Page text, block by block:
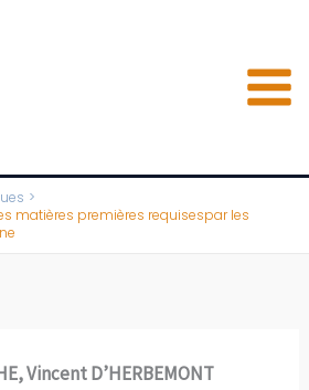
matières premières requisespar les
Vincent D’HERBEMONT